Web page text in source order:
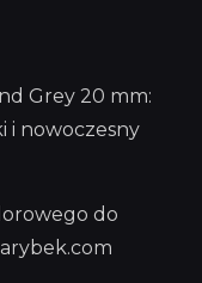
Grey 20 mm:
i nowoczesny
do